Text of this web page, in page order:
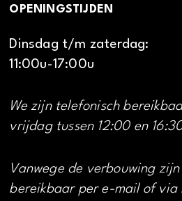
OPENINGSTIJDEN
Dinsdag t/m zaterdag:
11:00u-17:00u
We zijn telefonisch
vrijdag tussen 12:00 en
Vanwege de verbouwing
bereikbaar per e-mail of via